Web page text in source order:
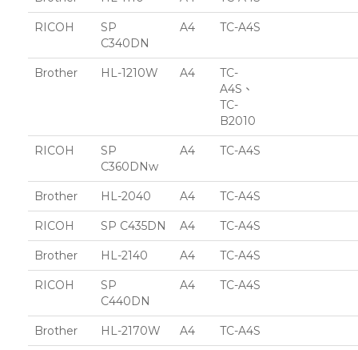
RICOH
SP
C340DN
A4 TC-A4S
Brother HL-1210W A4
TC-
A4S、
TC-
B2010
RICOH
SP
C360DNw
A4 TC-A4S
Brother HL-2040 A4 TC-A4S
RICOH SP C435DN A4 TC-A4S
Brother HL-2140 A4 TC-A4S
RICOH
SP
C440DN
A4 TC-A4S
Brother HL-2170W A4 TC-A4S